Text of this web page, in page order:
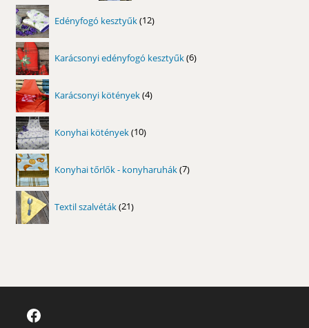
Edényfogó kesztyűk 12
termék
Karácsonyi edényfogó kesztyűk 6
termék
Karácsonyi kötények 4
termék
Konyhai kötények 10
termék
Konyhai tőrlők - konyharuhák 7
termék
Textil szalvéták 21
termék
Facebook